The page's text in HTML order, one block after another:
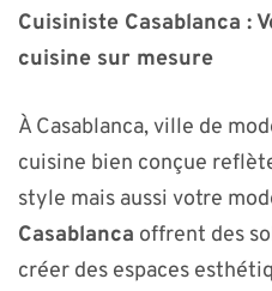
Cuisiniste Casablanca :
cuisine sur mesure
À Casablanca, ville de
cuisine bien conçue
style mais aussi votre
Casablanca offrent des
créer des espaces